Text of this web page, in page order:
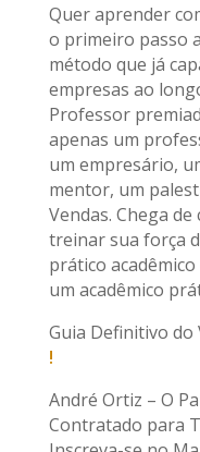
Quer aprender
o primeiro passo
método que já
empresas ao
Professor
apenas um
um empresário,
mentor, um
Vendas. Chega
treinar sua força
prático
um acadêmico
Guia Definitivo do
!
André Ortiz – O
Contratado para